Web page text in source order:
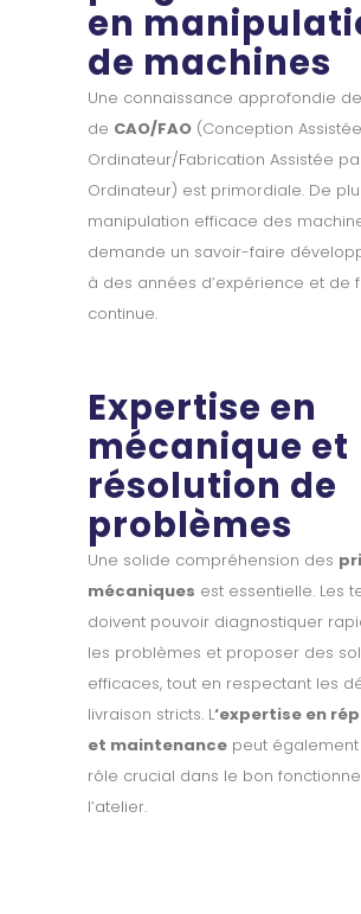
en
de machines
Une connaissance approfondie
de CAO/FAO (Conception
Ordinateur/Fabrication Assistée
Ordinateur) est primordiale. De
manipulation efficace des
demande un savoir-faire
à des années d’expérience et de
continue.
Expertise en
mécanique et
résolution de
problèmes
Une solide compréhension des
mécaniques est essentielle. Les
doivent pouvoir diagnostiquer
les problèmes et proposer des
efficaces, tout en respectant les
livraison stricts. L‘expertise en
et maintenance peut
rôle crucial dans le bon
l’atelier.